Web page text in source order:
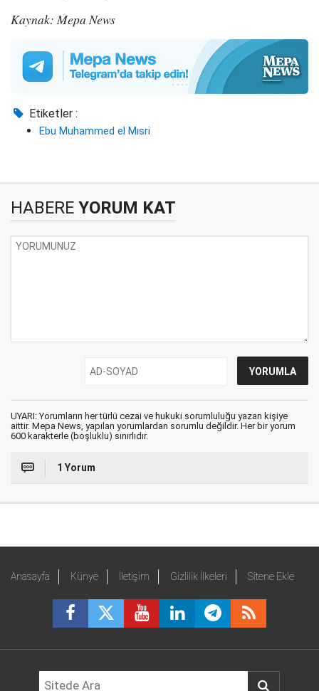
Kaynak: Mepa News
Etiketler :
Ebu Muhammed el Mısri
HABERE YORUM KAT
UYARI: Yorumların her türlü cezai ve hukuki sorumluluğu yazan kişiye
aittir. Mepa News, yapılan yorumlardan sorumlu değildir. Her bir yorum
600 karakterle (boşluklu) sınırlıdır.
1 Yorum
Anasayfa Künye İletişim Gizlilik İlkeleri Sitene Ekle